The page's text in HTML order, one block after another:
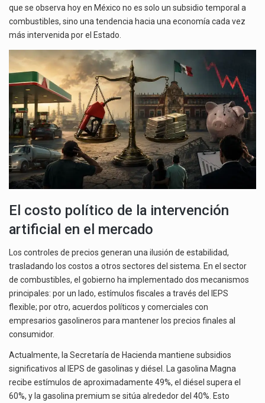
que se observa hoy en México no es solo un subsidio temporal a
combustibles, sino una tendencia hacia una economía cada vez
más intervenida por el Estado.
El costo político de la intervención
artificial en el mercado
Los controles de precios generan una ilusión de estabilidad,
trasladando los costos a otros sectores del sistema. En el sector
de combustibles, el gobierno ha implementado dos mecanismos
principales: por un lado, estímulos fiscales a través del IEPS
flexible; por otro, acuerdos políticos y comerciales con
empresarios gasolineros para mantener los precios finales al
consumidor.
Actualmente, la Secretaría de Hacienda mantiene subsidios
significativos al IEPS de gasolinas y diésel. La gasolina Magna
recibe estímulos de aproximadamente 49%, el diésel supera el
60%, y la gasolina premium se sitúa alrededor del 40%. Esto